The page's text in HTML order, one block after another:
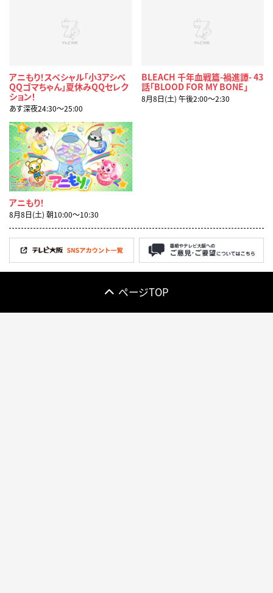
アニもり！スペシャル「小3アシベ
QQゴマちゃん」夏休みQQセレク
ション！
あす深夜24:30〜25:00
BLEACH 千年血戦篇-禍進譚- 43
話「BLOOD FOR MY BONE」
8月8日(土) 午後2:00〜2:30
アニもり！
8月8日(土) 朝10:00〜10:30
ページTOP